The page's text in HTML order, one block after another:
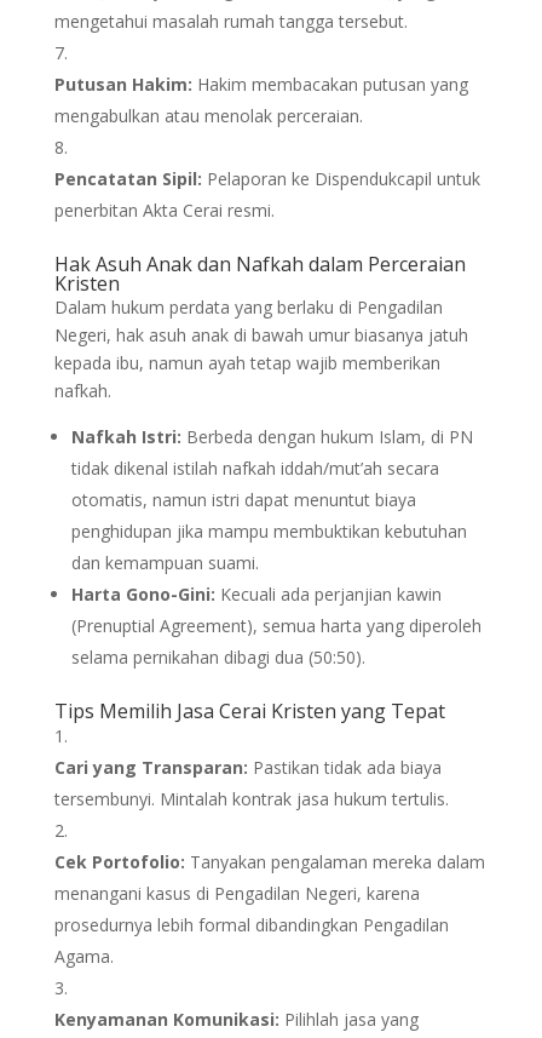
mengetahui masalah rumah tangga tersebut.
Putusan Hakim: Hakim membacakan putusan yang
mengabulkan atau menolak perceraian.
Pencatatan Sipil: Pelaporan ke Dispendukcapil untuk
penerbitan Akta Cerai resmi.
Hak Asuh Anak dan Nafkah dalam Perceraian
Kristen
Dalam hukum perdata yang berlaku di Pengadilan
Negeri, hak asuh anak di bawah umur biasanya jatuh
kepada ibu, namun ayah tetap wajib memberikan
nafkah.
Nafkah Istri: Berbeda dengan hukum Islam, di PN
tidak dikenal istilah nafkah iddah/mut’ah secara
otomatis, namun istri dapat menuntut biaya
penghidupan jika mampu membuktikan kebutuhan
dan kemampuan suami.
Harta Gono-Gini: Kecuali ada perjanjian kawin
(Prenuptial Agreement), semua harta yang diperoleh
selama pernikahan dibagi dua (50:50).
Tips Memilih Jasa Cerai Kristen yang Tepat
Cari yang Transparan: Pastikan tidak ada biaya
tersembunyi. Mintalah kontrak jasa hukum tertulis.
Cek Portofolio: Tanyakan pengalaman mereka dalam
menangani kasus di Pengadilan Negeri, karena
prosedurnya lebih formal dibandingkan Pengadilan
Agama.
Kenyamanan Komunikasi: Pilihlah jasa yang